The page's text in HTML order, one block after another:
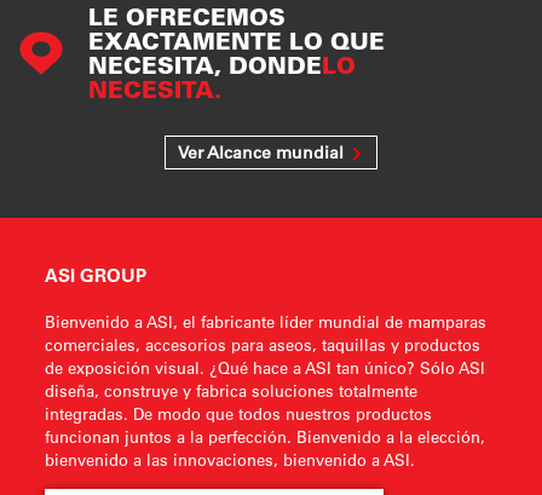
LE OFRECEMOS
EXACTAMENTE LO QUE
NECESITA, DONDELO
NECESITA.
Ver Alcance mundial
ASI GROUP
Bienvenido a ASI, el fabricante líder mundial de mamparas
comerciales, accesorios para aseos, taquillas y productos
de exposición visual. ¿Qué hace a ASI tan único? Sólo ASI
diseña, construye y fabrica soluciones totalmente
integradas. De modo que todos nuestros productos
funcionan juntos a la perfección. Bienvenido a la elección,
bienvenido a las innovaciones, bienvenido a ASI.